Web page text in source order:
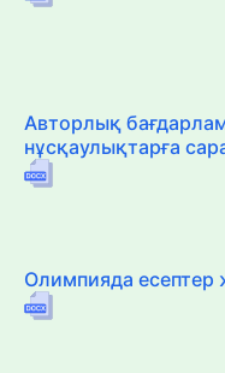
Авторлық
нұсқаулықтарға
Олимпияда есептер